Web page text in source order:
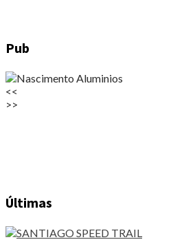
Pub
<<
>>
Últimas